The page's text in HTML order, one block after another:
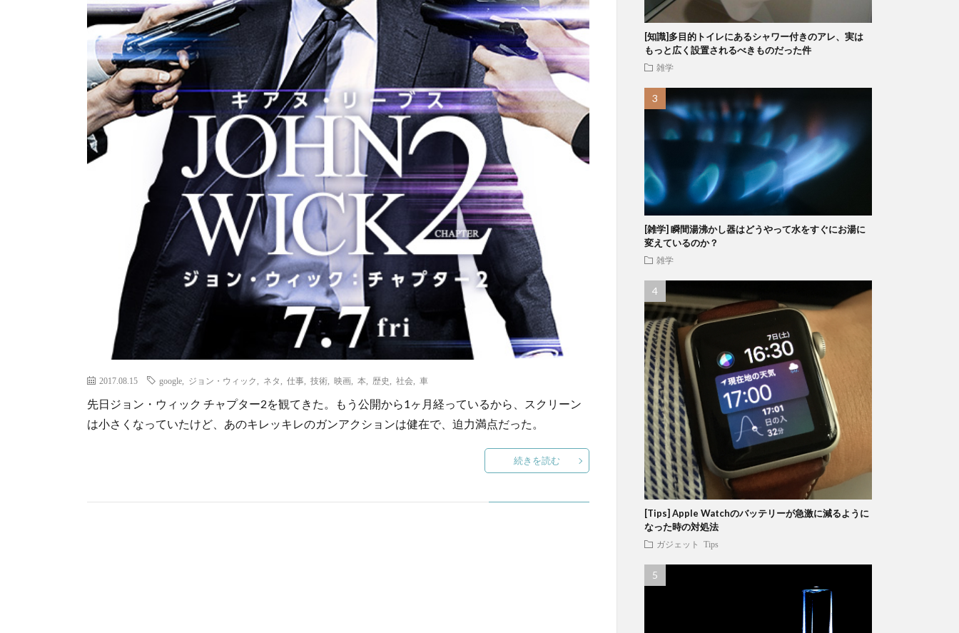
2017.08.15 google ジョン・ウィック ネタ 仕事 技術 映画 本 歴史 社会 車
先日ジョン・ウィック チャプター2を観てきた。もう公開から1ヶ月経っているから、スクリーン
は小さくなっていたけど、あのキレッキレのガンアクションは健在で、迫力満点だった。
続きを読む
[知識]多目的トイレにあるシャワー付きのアレ、実は
もっと広く設置されるべきものだった件
雑学
[雑学] 瞬間湯沸かし器はどうやって水をすぐにお湯に
変えているのか？
雑学
[Tips] Apple Watchのバッテリーが急激に減るように
なった時の対処法
ガジェット Tips